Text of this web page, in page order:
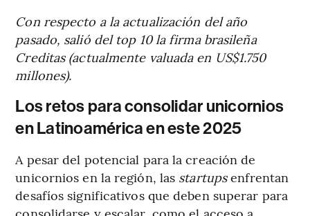
Con respecto a la actualización del año
pasado, salió del top 10 la firma brasileña
Creditas (actualmente valuada en US$1.750
millones).
Los retos para consolidar unicornios
en Latinoamérica en este 2025
A pesar del potencial para la creación de
unicornios en la región, las startupsenfrentan
desafíos significativos que deben superar para